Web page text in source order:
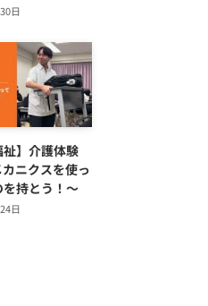
日
祉】介護体験
ニクスを使っ
持とう！～
日